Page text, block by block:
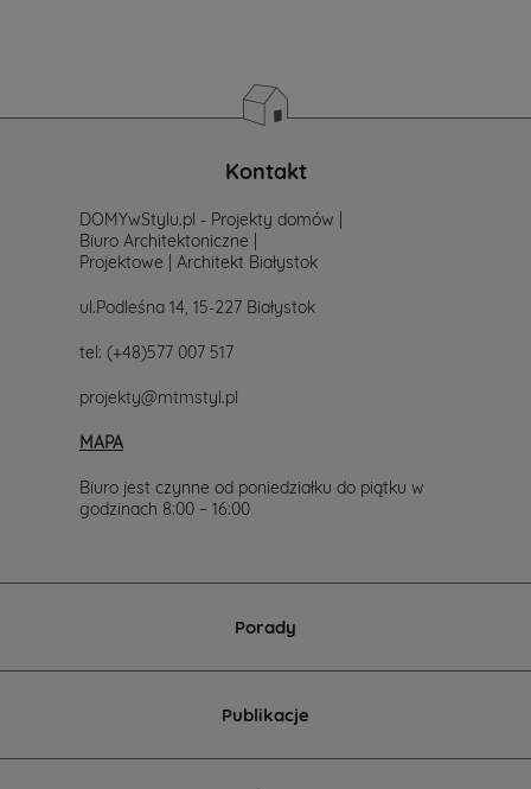
Kontakt
DOMYwStylu.pl - Projekty domów |
Biuro Architektoniczne |
Projektowe | Architekt Białystok
ul.Podleśna 14, 15-227 Białystok
tel: (+48)577 007 517
projekty@mtmstyl.pl
MAPA
Biuro jest czynne od poniedziałku do piątku w
godzinach 8:00 – 16:00
Porady
Publikacje